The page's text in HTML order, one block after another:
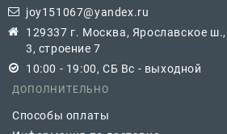
joy151067@yandex.ru
129337 г. Москва, Ярославское
3, строение 7
10:00 - 19:00, СБ Вс - выходной
ДОПОЛНИТЕЛЬНО
Способы оплаты